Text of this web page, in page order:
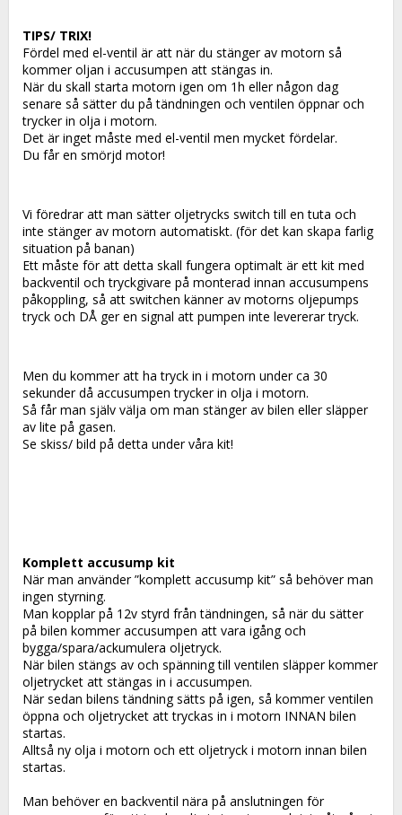
TIPS/ TRIX!
Fördel med el-ventil är att när du stänger av motorn så
kommer oljan i accusumpen att stängas in.
När du skall starta motorn igen om 1h eller någon dag
senare så sätter du på tändningen och ventilen öppnar och
trycker in olja i motorn.
Det är inget måste med el-ventil men mycket fördelar.
Du får en smörjd motor!
Vi föredrar att man sätter oljetrycks switch till en tuta och
inte stänger av motorn automatiskt. (för det kan skapa farlig
situation på banan)
Ett måste för att detta skall fungera optimalt är ett kit med
backventil och tryckgivare på monterad innan accusumpens
påkoppling, så att switchen känner av motorns oljepumps
tryck och DÅ ger en signal att pumpen inte levererar tryck.
Men du kommer att ha tryck in i motorn under ca 30
sekunder då accusumpen trycker in olja i motorn.
Så får man själv välja om man stänger av bilen eller släpper
av lite på gasen.
Se skiss/ bild på detta under våra kit!
Komplett accusump kit
När man använder ”komplett accusump kit” så behöver man
ingen styrning.
Man kopplar på 12v styrd från tändningen, så när du sätter
på bilen kommer accusumpen att vara igång och
bygga/spara/ackumulera oljetryck.
När bilen stängs av och spänning till ventilen släpper kommer
oljetrycket att stängas in i accusumpen.
När sedan bilens tändning sätts på igen, så kommer ventilen
öppna och oljetrycket att tryckas in i motorn INNAN bilen
startas.
Alltså ny olja i motorn och ett oljetryck i motorn innan bilen
startas.
Man behöver en backventil nära på anslutningen för